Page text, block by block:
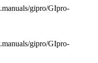
gipro/GIpro-
gipro/GIpro-